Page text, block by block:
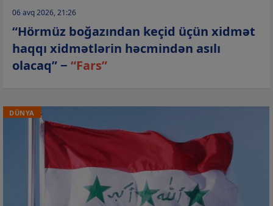
06 avq 2026, 21:26
“Hörmüz boğazından keçid üçün xidmət
haqqı xidmətlərin həcmindən asılı
olacaq” − “Fars”
DÜNYA